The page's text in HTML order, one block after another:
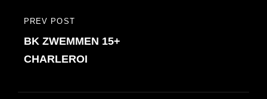
Bericht
navigatie
PREVIOUS
POST
PREV POST
BK ZWEMMEN 15+
CHARLEROI